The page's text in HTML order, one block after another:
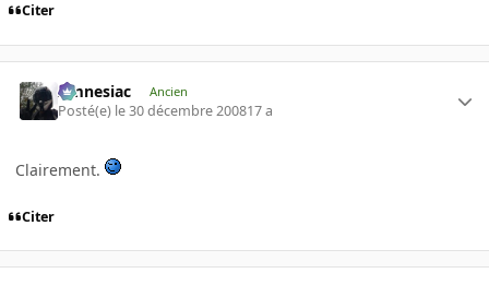
Citer
Amnesiac Ancien
Posté(e) le 30 décembre 200817 a
Clairement.
Citer